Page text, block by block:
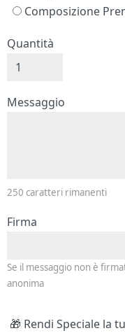
Composizione
Quantità
Messaggio e
Messaggio
250 caratteri rimanenti
Firma
Se il messaggio non è
anonima
🎁 Rendi Speciale la